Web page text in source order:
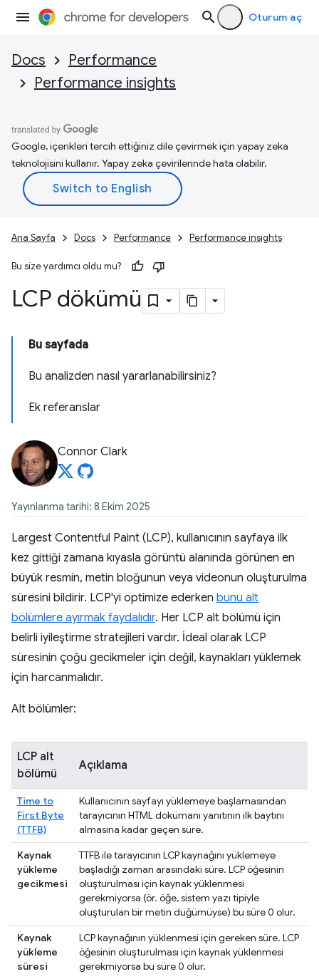
Oturum aç
Docs
Performance
Performance insights
Google, içerikleri tercih ettiğiniz dile çevirmek için yapay zeka
teknolojisini kullanır. Yapay zeka çevirilerinde hata olabilir.
Ana Sayfa Docs Performance Performance insights
Bu size yardımcı oldu mu?
LCP dökümü
Bu sayfada
Bu analizden nasıl yararlanabilirsiniz?
Ek referanslar
Connor Clark
Yayınlanma tarihi: 8 Ekim 2025
Largest Contentful Paint (LCP), kullanıcının sayfaya ilk
kez gittiği zamana kıyasla görüntü alanında görünen en
büyük resmin, metin bloğunun veya videonun oluşturulma
süresini bildirir. LCP'yi optimize ederken bunu alt
bölümlere ayırmak faydalıdır. Her LCP alt bölümü için
belirli iyileştirme stratejileri vardır. İdeal olarak LCP
süresinin çoğu gecikmeler için değil, kaynakları yüklemek
için harcanmalıdır.
Alt bölümler:
LCP alt
bölümü
Açıklama
Time to
First Byte
(TTFB)
Kullanıcının sayfayı yüklemeye başlamasından
tarayıcının HTML dokümanı yanıtının ilk baytını
almasına kadar geçen süre.
Kaynak
yükleme
gecikmesi
TTFB ile tarayıcının LCP kaynağını yüklemeye
başladığı zaman arasındaki süre. LCP öğesinin
oluşturulması için kaynak yüklenmesi
gerekmiyorsa (ör. öğe, sistem yazı tipiyle
oluşturulan bir metin düğümüyse) bu süre 0 olur.
Kaynak
yükleme
süresi
LCP kaynağının yüklenmesi için gereken süre. LCP
öğesinin oluşturulması için kaynak yüklenmesi
gerekmiyorsa bu süre 0 olur.